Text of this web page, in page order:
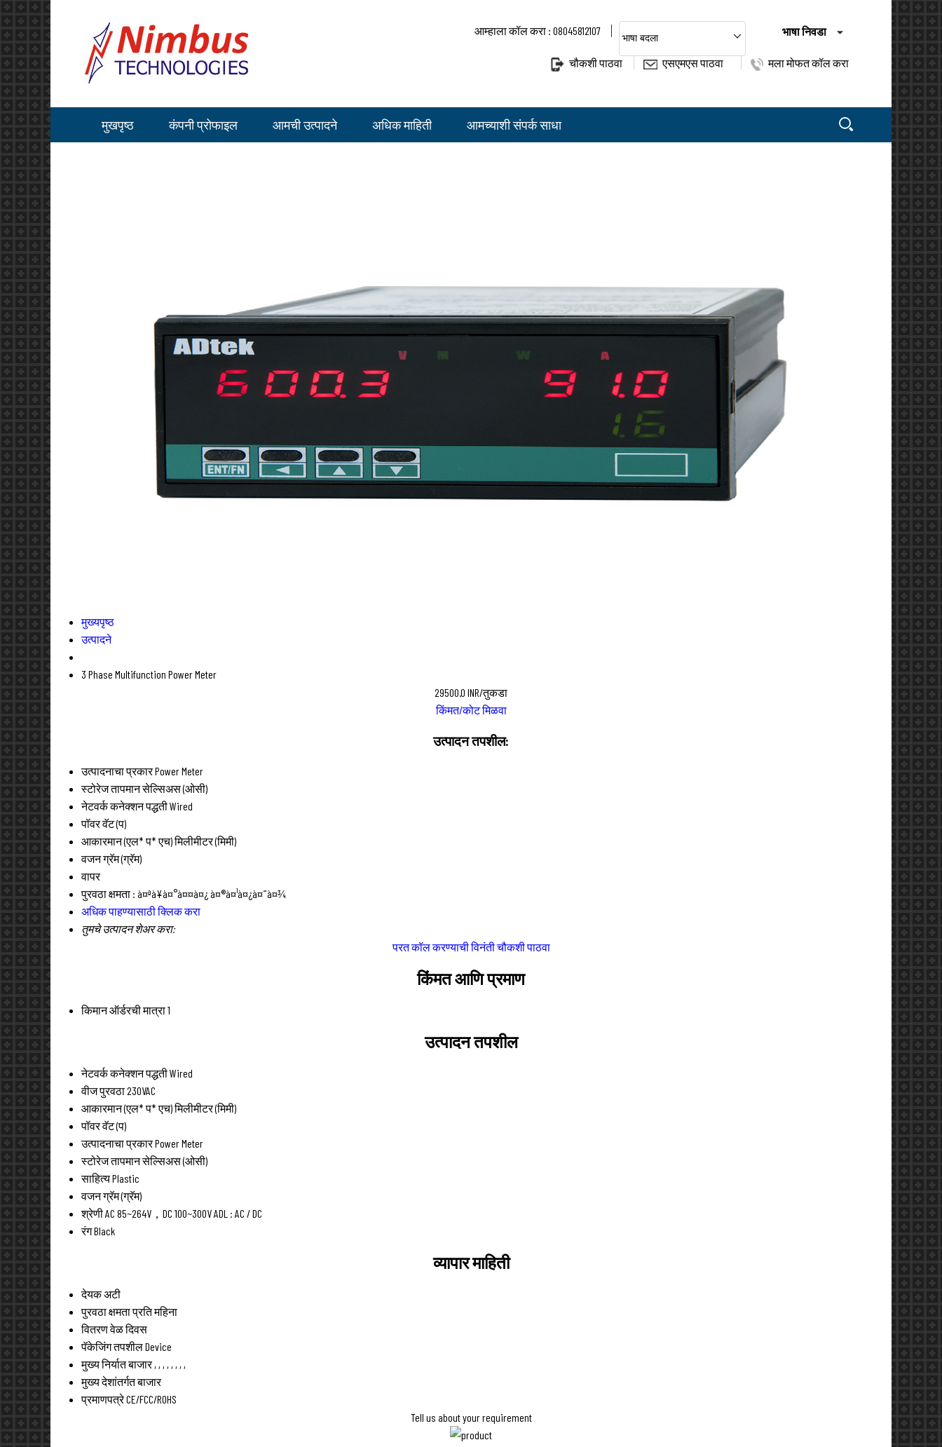
भाषा बदला
भाषा निवडा
आम्हाला कॉल करा : 08045812107
चौकशी पाठवा एसएमएस पाठवा मला मोफत कॉल करा
मुखपृष्ठ कंपनी प्रोफाइल आमची उत्पादने अधिक माहिती आमच्याशी संपर्क साधा
मुख्यपृष्ठ
उत्पादने
3 Phase Multifunction Power Meter
29500.0 INR/तुकडा
किंमत/कोट मिळवा
उत्पादन तपशील:
उत्पादनाचा प्रकारPower Meter
स्टोरेज तापमानसेल्सिअस (ओसी)
नेटवर्क कनेक्शन पद्धतीWired
पॉवरवॅट (प)
आकारमान (एल* प* एच)मिलीमीटर (मिमी)
वजनग्रॅम (ग्रॅम)
वापर
पुरवठा क्षमता : à¤ªà¥à¤°à¤¤à¤¿ à¤®à¤¹à¤¿à¤¨à¤¾
अधिक पाहण्यासाठी क्लिक करा
तुमचे उत्पादन शेअर करा:
परत कॉल करण्याची विनंतीचौकशी पाठवा
किंमत आणि प्रमाण
किमान ऑर्डरची मात्रा1
उत्पादन तपशील
नेटवर्क कनेक्शन पद्धतीWired
वीज पुरवठा230VAC
आकारमान (एल* प* एच)मिलीमीटर (मिमी)
पॉवरवॅट (प)
उत्पादनाचा प्रकारPower Meter
स्टोरेज तापमानसेल्सिअस (ओसी)
साहित्यPlastic
वजनग्रॅम (ग्रॅम)
श्रेणीAC 85~264V，DC 100~300V ADL : AC / DC
रंगBlack
व्यापार माहिती
देयक अटी
पुरवठा क्षमताप्रति महिना
वितरण वेळदिवस
पॅकेजिंग तपशीलDevice
मुख्य निर्यात बाजार , , , , , , , ,
मुख्य देशांतर्गत बाजार
प्रमाणपत्रेCE/FCC/ROHS
Tell us about your requirement